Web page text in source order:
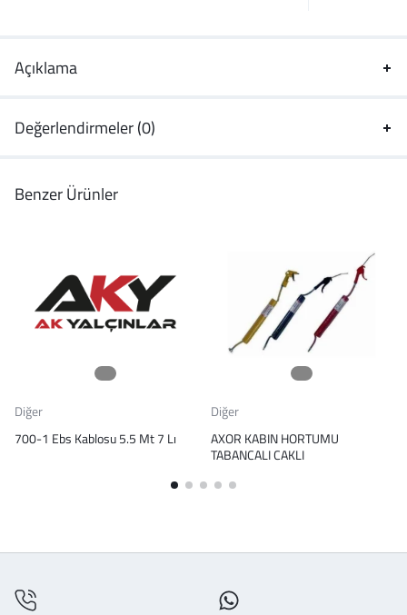
Açıklama
Değerlendirmeler (0)
Benzer Ürünler
Diğer
700-1 Ebs Kablosu 5.5 Mt 7 Lı
Diğer
AXOR KABIN HORTUMU
TABANCALI CAKLI